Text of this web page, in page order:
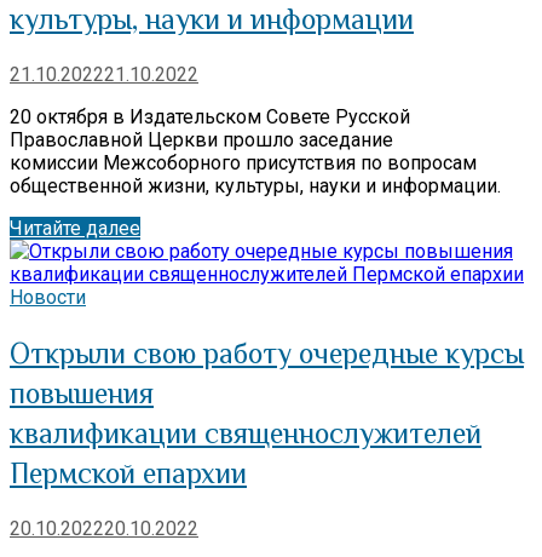
культуры, науки и информации
21.10.202221.10.2022
20 октября в Издательском Совете Русской
Православной Церкви прошло заседание
комиссии Межсоборного присутствия по вопросам
общественной жизни, культуры, науки и информации.
Читайте далее
Новости
Открыли свою работу очередные курсы
повышения
квалификации священнослужителей
Пермской епархии
20.10.202220.10.2022